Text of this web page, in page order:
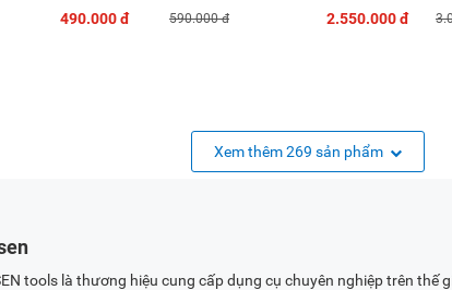
490.000 đ
590.000 đ
2.550.000 đ
Xem thêm 269 sản phẩm
tools là thương hiệu cung cấp dụng cụ chuyên nghiệp trên thế